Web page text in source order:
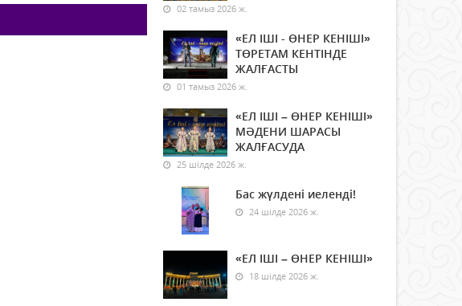
02 тамыз 2026 ж.
«ЕЛ ІШІ - ӨНЕР КЕНІШІ»
ТӨРЕТАМ КЕНТІНДЕ
ЖАЛҒАСТЫ
01 тамыз 2026 ж.
«ЕЛ ІШІ – ӨНЕР КЕНІШІ»
МӘДЕНИ ШАРАСЫ
ЖАЛҒАСУДА
25 шілде 2026 ж.
Бас жүлдені иеленді!
24 шілде 2026 ж.
«ЕЛ ІШІ – ӨНЕР КЕНІШІ»
18 шілде 2026 ж.